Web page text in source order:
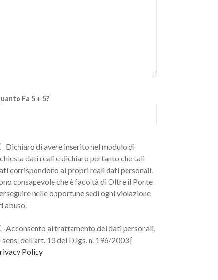
Fa 5 + 5?
Dichiaro di avere inserito nel modulo di
dati reali e dichiaro pertanto che tali
corrispondono ai propri reali dati personali.
consapevole che è facoltà di Oltre il Ponte
nelle opportune sedi ogni violazione
abuso.
Acconsento al trattamento dei dati personali,
sensi dell'art. 13 del D.lgs. n. 196/2003 [
Policy